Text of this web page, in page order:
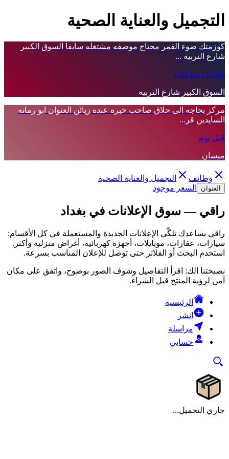
التجميل والعناية الصحية
كوزمتك ضوء القمر محتاج موضفه مشتغله سابقا السوق الكبير
شارع التربيه ...
قبل ١٨ ساعات
السوق الكبير شارع التربيه
مركز بحاجه الى حلاق صاحب خبره عنده زبائن العنوان ابو رمانه
السايدين قر...
قبل يوم
ميسان
وظائف التجميل والعناية الصحية
العنوان السعر موجود
راقي — سوق الإعلانات في بغداد
راقي يساعدك تلگّي الإعلانات الجديدة والمستعملة في كل الأقسام:
سيارات، عقارات، موبايلات، أجهزة كهربائية، أغراض منزلية وأكثر.
استخدم البحث أو الفلاتر حتى توصل للإعلان المناسب بسرعة.
نصيحتنا الك: اقرأ التفاصيل وشوف الصور بوضوح، واتفق على مكان
آمن لرؤية المنتج قبل الشراء.
الرئيسية
انشر
مراسلة
حسابي
جاري التحميل...